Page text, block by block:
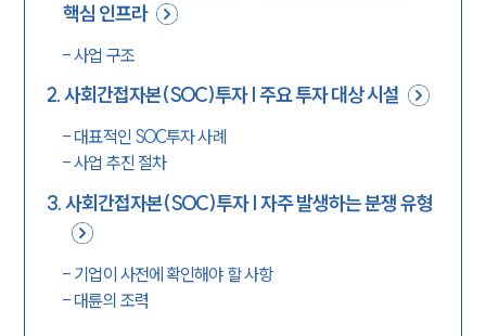
핵심 인프라
-사업 구조
2.사회간접자본(SOC)투자 | 주요 투자 대상 시설
- 대표적인 SOC투자 사례
-사업 추진 절차
3.사회간접자본(SOC)투자 | 자주 발생하는 분쟁 유형
- 기업이 사전에 확인해야 할 사항
- 대륜의 조력